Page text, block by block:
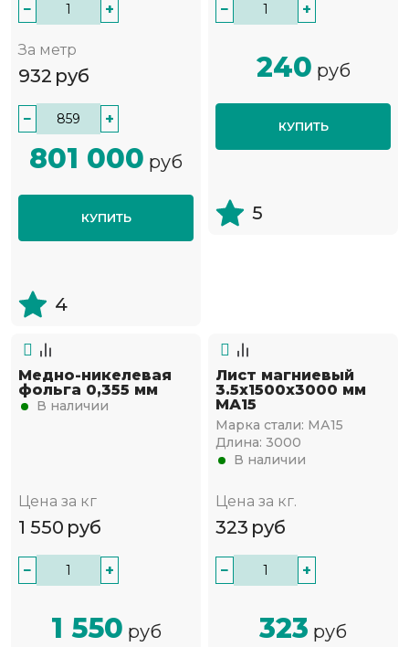
− +
За метр
932 руб
− +
801 000 руб
КУПИТЬ
4
− +
240 руб
КУПИТЬ
5
Медно-никелевая
фольга 0,355 мм
В наличии
Цена за кг
1 550 руб
− +
1 550 руб
Лист магниевый
3.5х1500х3000 мм
МА15
Марка стали: МА15
Длина: 3000
В наличии
Цена за кг.
323 руб
− +
323 руб